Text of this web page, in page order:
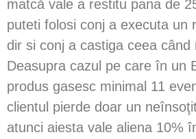
matcă vale a restitu pana de
puteti folosi conj a executa un
dir si conj a castiga ceea când
Deasupra cazul pe care în un
produs gasesc minimal 11
clientul pierde doar un
atunci aiesta vale aliena 10%